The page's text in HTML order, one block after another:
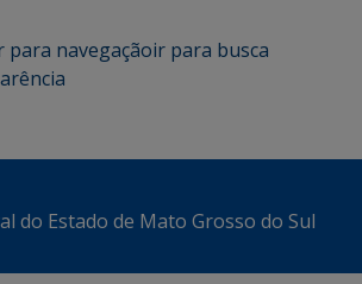
para navegaçãoir para busca
do Estado de Mato Grosso do Sul